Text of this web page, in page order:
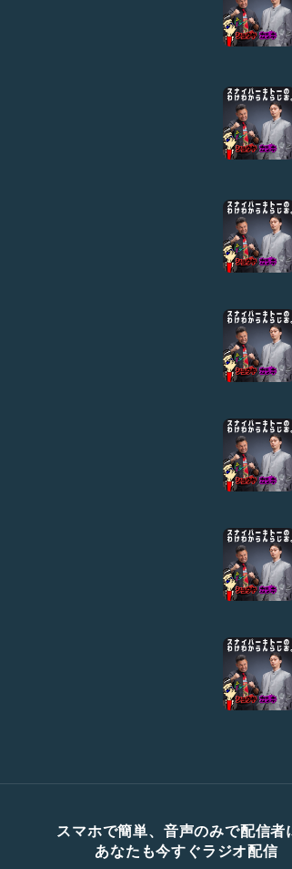
スマホで簡単、音声のみで配信者
あなたも今すぐラジオ配信